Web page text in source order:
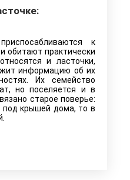
к
обитают практически
и ласточки,
информацию об их
Их семейство
но поселяется и в
старое поверье:
под крышей дома, то в